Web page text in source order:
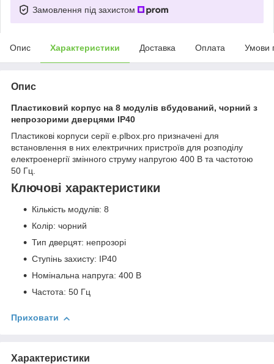
Замовлення під захистом
Опис Характеристики Доставка Оплата Умови
Опис
Пластиковий корпус на 8 модулів вбудований, чорний з
непрозорими дверцями IP40
Пластикові корпуси серії e.plbox.pro призначені для
встановлення в них електричних пристроїв для розподілу
електроенергії змінного струму напругою 400 В та частотою
50 Гц.
Ключові характеристики
Кількість модулів: 8
Колір: чорний
Тип дверцят: непрозорі
Ступінь захисту: IP40
Номінальна напруга: 400 В
Частота: 50 Гц
Приховати
Характеристики